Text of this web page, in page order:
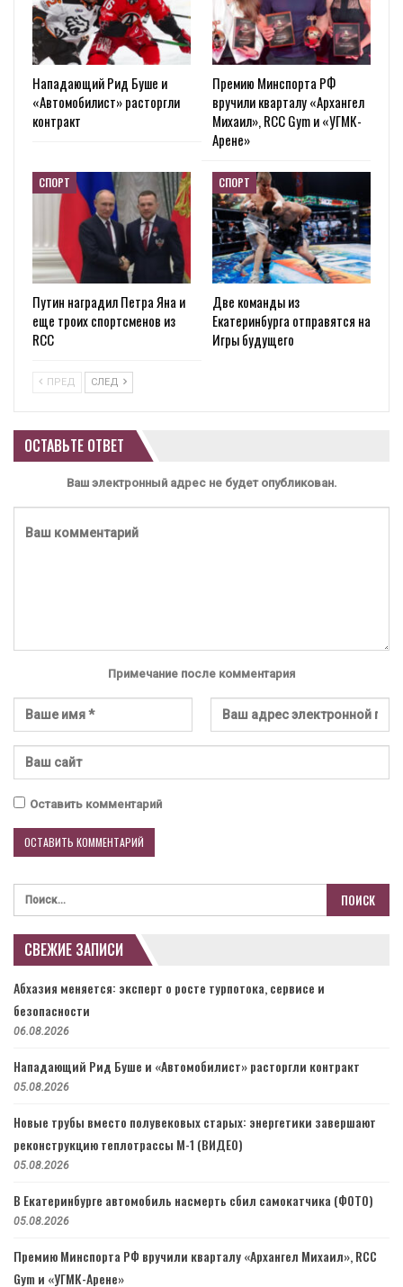
Нападающий Рид Буше и
«Автомобилист» расторгли
контракт
Премию Минспорта РФ
вручили кварталу «Архангел
Михаил», RCC Gym и «УГМК-
Арене»
СПОРТ
Путин наградил Петра Яна и
еще троих спортсменов из
RCC
СПОРТ
Две команды из
Екатеринбурга отправятся на
Игры будущего
ПРЕД СЛЕД
ОСТАВЬТЕ ОТВЕТ
Ваш электронный адрес не будет опубликован.
Примечание после комментария
Оставить комментарий
СВЕЖИЕ ЗАПИСИ
Абхазия меняется: эксперт о росте турпотока, сервисе и
безопасности
06.08.2026
Нападающий Рид Буше и «Автомобилист» расторгли контракт
05.08.2026
Новые трубы вместо полувековых старых: энергетики завершают
реконструкцию теплотрассы М-1 (ВИДЕО)
05.08.2026
В Екатеринбурге автомобиль насмерть сбил самокатчика (ФОТО)
05.08.2026
Премию Минспорта РФ вручили кварталу «Архангел Михаил», RCC
Gym и «УГМК-Арене»